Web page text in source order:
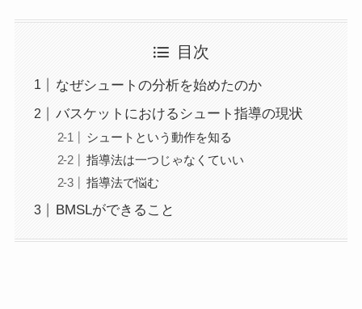
目次
なぜシュートの分析を始めたのか
バスケットにおけるシュート指導の現状
シュートという動作を知る
指導法は一つじゃなくていい
指導法で悩む
BMSLができること